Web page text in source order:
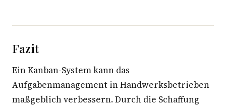
Fazit
Ein Kanban-System kann das
Aufgabenmanagement in Handwerksbetrieben
maßgeblich verbessern. Durch die Schaffung